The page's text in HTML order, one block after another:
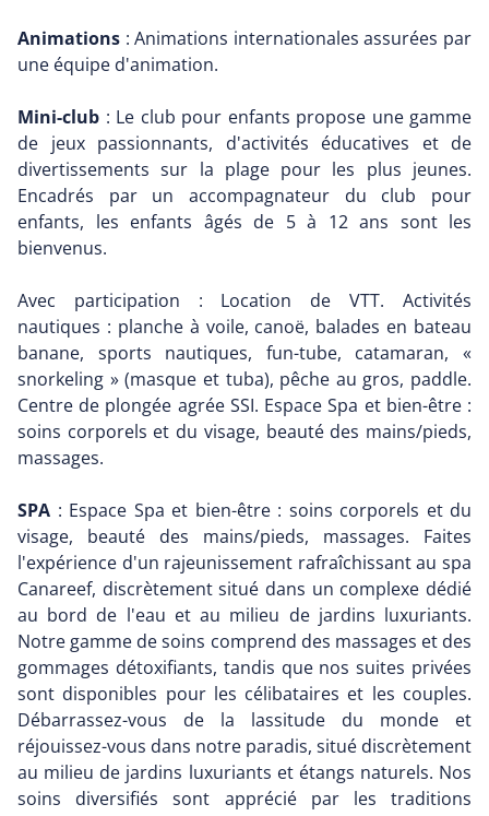
Animations : Animations internationales assurées par
une équipe d'animation.
Mini-club : Le club pour enfants propose une gamme
de jeux passionnants, d'activités éducatives et de
divertissements sur la plage pour les plus jeunes.
Encadrés par un accompagnateur du club pour
enfants, les enfants âgés de 5 à 12 ans sont les
bienvenus.
Avec participation : Location de VTT. Activités
nautiques : planche à voile, canoë, balades en bateau
banane, sports nautiques, fun-tube, catamaran, «
snorkeling » (masque et tuba), pêche au gros, paddle.
Centre de plongée agrée SSI. Espace Spa et bien-être :
soins corporels et du visage, beauté des mains/pieds,
massages.
SPA : Espace Spa et bien-être : soins corporels et du
visage, beauté des mains/pieds, massages. Faites
l'expérience d'un rajeunissement rafraîchissant au spa
Canareef, discrètement situé dans un complexe dédié
au bord de l'eau et au milieu de jardins luxuriants.
Notre gamme de soins comprend des massages et des
gommages détoxifiants, tandis que nos suites privées
sont disponibles pour les célibataires et les couples.
Débarrassez-vous de la lassitude du monde et
réjouissez-vous dans notre paradis, situé discrètement
au milieu de jardins luxuriants et étangs naturels. Nos
soins diversifiés sont apprécié par les traditions